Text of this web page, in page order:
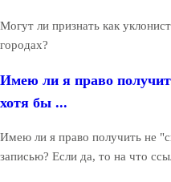
Могут ли признать как
городах?
Имею ли я право
хотя бы ...
Имею ли я право получить не
записью? Если да, то на что